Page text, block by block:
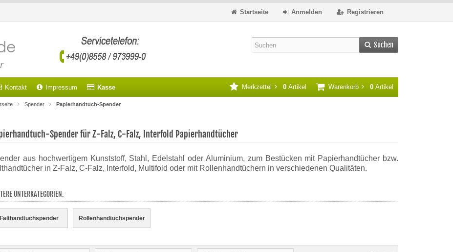
Registrieren
Anmelden
Startseite
Suchen
Kontakt Impressum Kasse Warenkorb 0 Artikel
Merkzettel 0 Artikel
Spender Papierhandtuch-Spender
Spender für Z-Falz, C-Falz, Interfold Papierhandtücher
aus hochwertigem Kunststoff, Stahl, Edelstahl oder Aluminium, zum Bestücken mit Papierhandtücher bzw.
in Z-Falz, C-Falz, Interfold, Multifold oder mit Rollenhandtüchern in verschiedenen Qualitäten.
UNTERKATEGORIEN:
Falthandtuchspender Rollenhandtuchspender